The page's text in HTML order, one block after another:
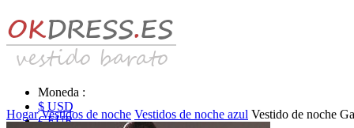
Moneda :
$ USD
€ EUR
Hogar Vestidos de noche Vestidos de noche azul Vestido de noche